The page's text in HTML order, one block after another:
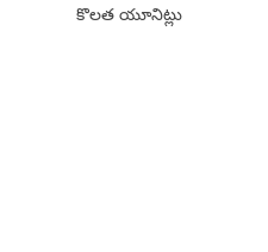
కొలత యూనిట్లు